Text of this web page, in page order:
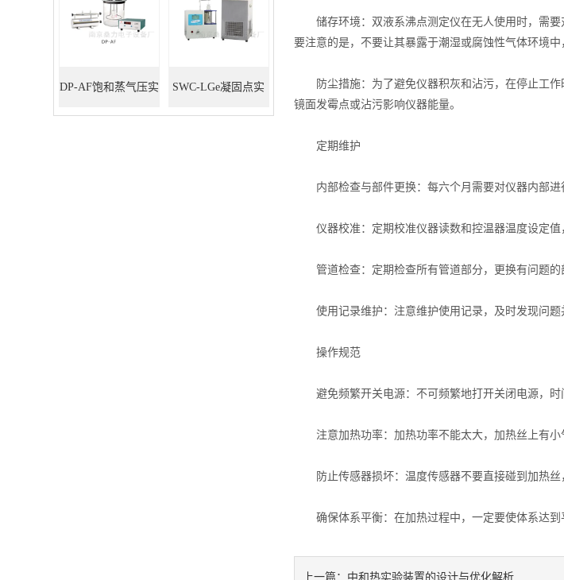
DP-AF饱和蒸气压实 SWC-LGe凝固点实
储存环境：双液系沸点测定仪在无人使用时，需要
要注意的是，不要让其暴露于潮湿或腐蚀性气体环境中
防尘措施：为了避免仪器积灰和沾污，在停止工作
镜面发霉点或沾污影响仪器能量。
定期维护
内部检查与部件更换：每六个月需要对仪器内部进
仪器校准：定期校准仪器读数和控温器温度设定值
管道检查：定期检查所有管道部分，更换有问题的
使用记录维护：注意维护使用记录，及时发现问题
操作规范
避免频繁开关电源：不可频繁地打开关闭电源，时
注意加热功率：加热功率不能太大，加热丝上有小
防止传感器损坏：温度传感器不要直接碰到加热丝
确保体系平衡：在加热过程中，一定要使体系达到
上一篇： 中和热实验装置的设计与优化解析